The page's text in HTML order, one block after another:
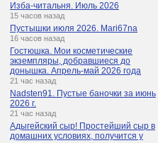
Изба-читальня. Июль 2026
15 часов назад
Пустышки июля 2026. Mari67na
16 часов назад
Гостюшка. Мои косметические
экземпляры, добравшиеся до
донышка. Апрель-май 2026 года
21 час назад
Nadsten91. Пустые баночки за июнь
2026 г.
21 час назад
Адыгейский сыр! Простейший сыр в
домашних условиях, получится у